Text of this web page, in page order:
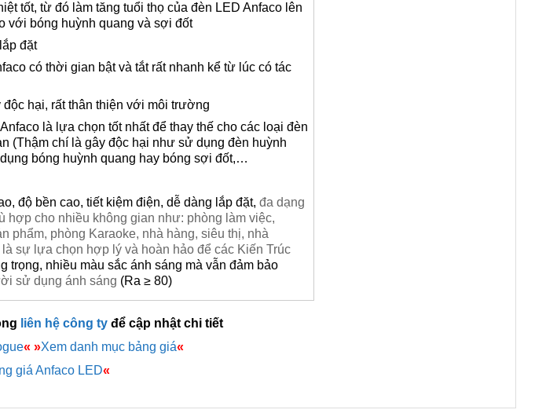
tốt, từ đó làm tăng tuổi thọ của đèn LED Anfaco lên
với bóng huỳnh quang và sợi đốt
đặt
có thời gian bật và tắt rất nhanh kể từ lúc có tác
hại, rất thân thiện với môi trường
là lựa chọn tốt nhất để thay thế cho các loại đèn
(Thậm chí là gây độc hại như sử dụng đèn huỳnh
bóng huỳnh quang hay bóng sợi đốt,…
độ bền cao, tiết kiệm điện, dễ dàng lắp đặt, đa dạng
hợp cho nhiều không gian như: phòng làm việc,
phẩm, phòng Karaoke, nhà hàng, siêu thị, nhà
sự lựa chọn hợp lý và hoàn hảo để các Kiến Trúc
trọng, nhiều màu sắc ánh sáng mà vẫn đảm bảo
sử dụng ánh sáng (Ra ≥ 80)
liên hệ công ty để cập nhật chi tiết
« »Xem danh mục bảng giá«
giá Anfaco LED«